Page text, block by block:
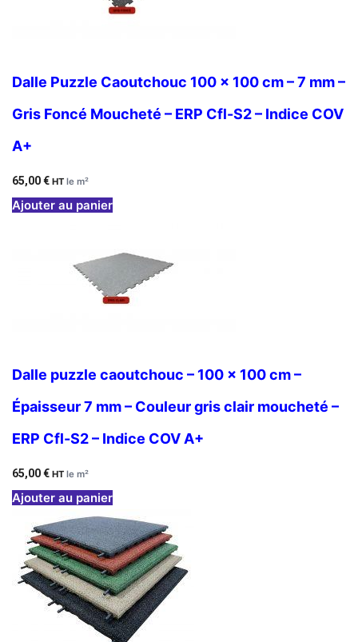
Dalle Puzzle Caoutchouc 100 x 100 cm – 7 mm –
Gris Foncé Moucheté – ERP Cfl-S2 – Indice COV
A+
65,00€ HT le m²
Ajouter au panier
Dalle puzzle caoutchouc – 100 x 100 cm –
Épaisseur 7 mm – Couleur gris clair moucheté –
ERP Cfl-S2 – Indice COV A+
65,00€ HT le m²
Ajouter au panier